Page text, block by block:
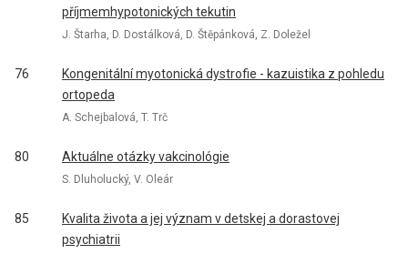
příjmemhypotonických tekutin
J. Štarha, D. Dostálková, D. Štěpánková, Z. Doležel
76
Kongenitální myotonická dystrofie - kazuistika z pohledu
ortopeda
A. Schejbalová, T. Trč
80 Aktuálne otázky vakcinológie
S. Dluholucký, V. Oleár
85
Kvalita života a jej význam v detskej a dorastovej
psychiatrii